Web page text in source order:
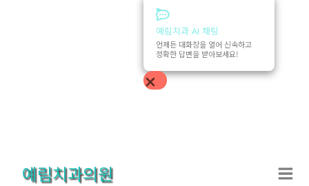
예림치과 AI 채팅
언제든 대화창을 열어 신속하고
정확한 답변을 받아보세요!
예림치과의원